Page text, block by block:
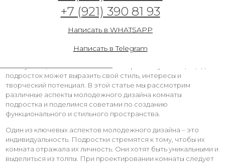
+7 (921) 390 81 93
Написать в WHATSAPP
Написать в Telegram
Молодежный дизайн в комнате подростка не только
человека, но также играет важную роль в его развитии и
сна и учебы, оно становится своеобразным убежищем, где
подросток может выразить свой стиль, интересы и
творческий потенциал. В этой статье мы рассмотрим
различные аспекты молодежного дизайна комнаты
подростка и поделимся советами по созданию
функционального и стильного пространства.
Один из ключевых аспектов молодежного дизайна – это
индивидуальность. Подростки стремятся к тому, чтобы их
комната отражала их личность. Они хотят быть уникальными и
выделиться из толпы. При проектировании комнаты следует